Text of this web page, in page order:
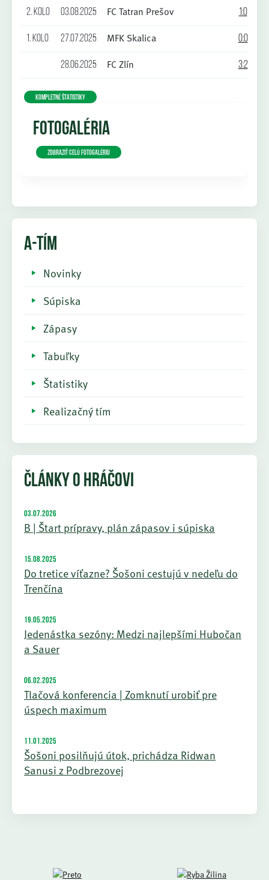
2. kolo 03.08.2025 FC Tatran Prešov 1:0
1. kolo 27.07.2025 MFK Skalica 0:0
28.06.2025 FC Zlín 3:2
KOMPLETNÉ ŠTATISTIKY
FOTOGALÉRIA
Zobraziť celú fotogalériu
A-TÍM
Novinky
Súpiska
Zápasy
Tabuľky
Štatistiky
Realizačný tím
ČLÁNKY O HRÁČOVI
03.07.2026
B | Štart prípravy, plán zápasov i súpiska
15.08.2025
Do tretice víťazne? Šošoni cestujú v nedeľu do
Trenčína
19.05.2025
Jedenástka sezóny: Medzi najlepšími Hubočan
a Sauer
06.02.2025
Tlačová konferencia | Zomknutí urobiť pre
úspech maximum
11.01.2025
Šošoni posilňujú útok, prichádza Ridwan
Sanusi z Podbrezovej